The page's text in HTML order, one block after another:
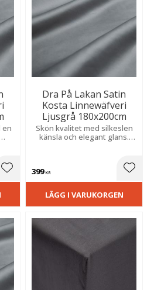
en
Lägg till i favoriter
Dra På Lakan Satin
Kosta Linnewäfveri
Ljusgrå 180x200cm
Skön kvalitet med silkeslen
känsla och elegant glans.
399KR
LÄGG I VARUKORGEN